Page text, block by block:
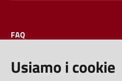
FAQ
Usiamo i cookie